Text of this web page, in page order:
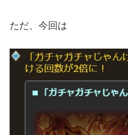
ただ、今回は